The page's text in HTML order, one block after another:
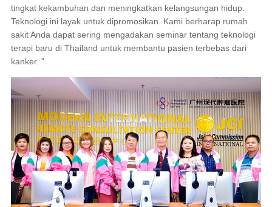
tingkat kekambuhan dan meningkatkan kelangsungan hidup.
Teknologi ini layak untuk dipromosikan. Kami berharap rumah
sakit Anda dapat sering mengadakan seminar tentang teknologi
terapi baru di Thailand untuk membantu pasien terbebas dari
kanker. ”